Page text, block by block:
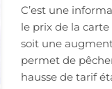
C’est une
le prix de la carte
soit une
permet de
hausse de tarif